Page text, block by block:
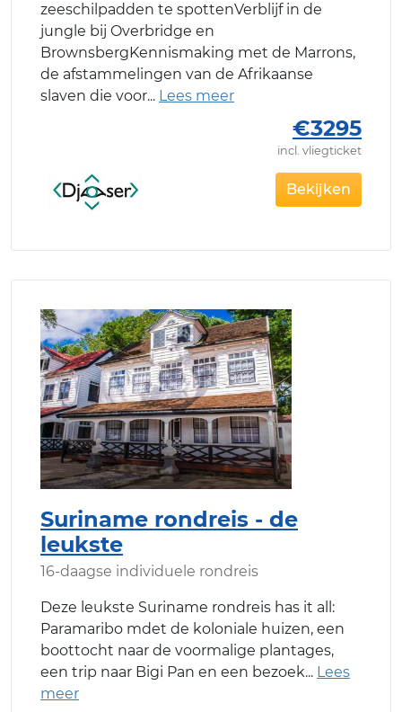
zeeschilpadden te spottenVerblijf in de
jungle bij Overbridge en
BrownsbergKennismaking met de Marrons,
de afstammelingen van de Afrikaanse
slaven die voor
€3295
incl. vliegticket
Bekijken
Suriname rondreis - de
leukste
16-daagse individuele rondreis
Deze leukste Suriname rondreis has it all:
Paramaribo mdet de koloniale huizen, een
boottocht naar de voormalige plantages,
een trip naar Bigi Pan en een bezoek